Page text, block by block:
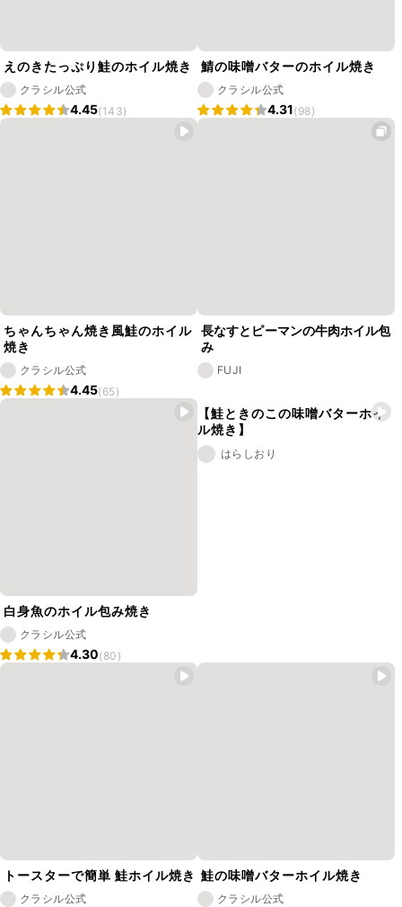
えのきたっぷり鮭のホイル焼き
クラシル公式
4.45(143)
鯖の味噌バターのホイル焼き
クラシル公式
4.31(98)
ちゃんちゃん焼き風鮭のホイル
焼き
クラシル公式
4.45(65)
長なすとピーマンの牛肉ホイル包
み
FUJI
白身魚のホイル包み焼き
クラシル公式
4.30(80)
【鮭ときのこの味噌バターホイ
ル焼き】
はらしおり
トースターで簡単 鮭ホイル焼き
クラシル公式
鮭の味噌バターホイル焼き
クラシル公式